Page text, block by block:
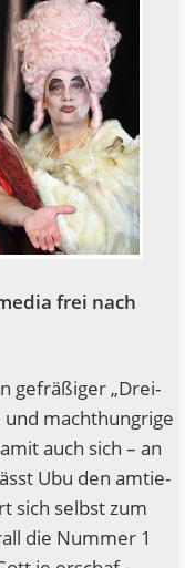
frei nach
gefrä­ßi­ger „Drei­
macht­hung­ri­ge
auch sich – an
Ubu den amtie­
sich selbst zum
die Num­mer 1